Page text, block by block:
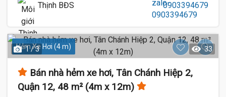
Thịnh BĐS 0903394679
Hẻm Xe Hơi (4 m)
1 / 3 33
Bán nhà hẻm xe hơi, Tân Chánh Hiệp 2,
Quận 12, 48 m² (4m x 12m)